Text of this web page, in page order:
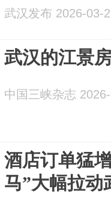
武汉发布 2026-03-
武汉的江景
中国三峡杂志
酒店订单猛
马”大幅拉动